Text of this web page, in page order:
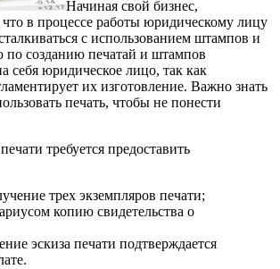
Начиная свой бизнес,
что в процессе работы юридическому лицу
с использованием штампов и
созданию печатай и штампов
себя юридическое лицо, так как
их изготовление. Важно знать
печать, чтобы не понести
требуется предоставить
трех экземпляров печати;
копию свидетельства о
эскиза печати подтверждается